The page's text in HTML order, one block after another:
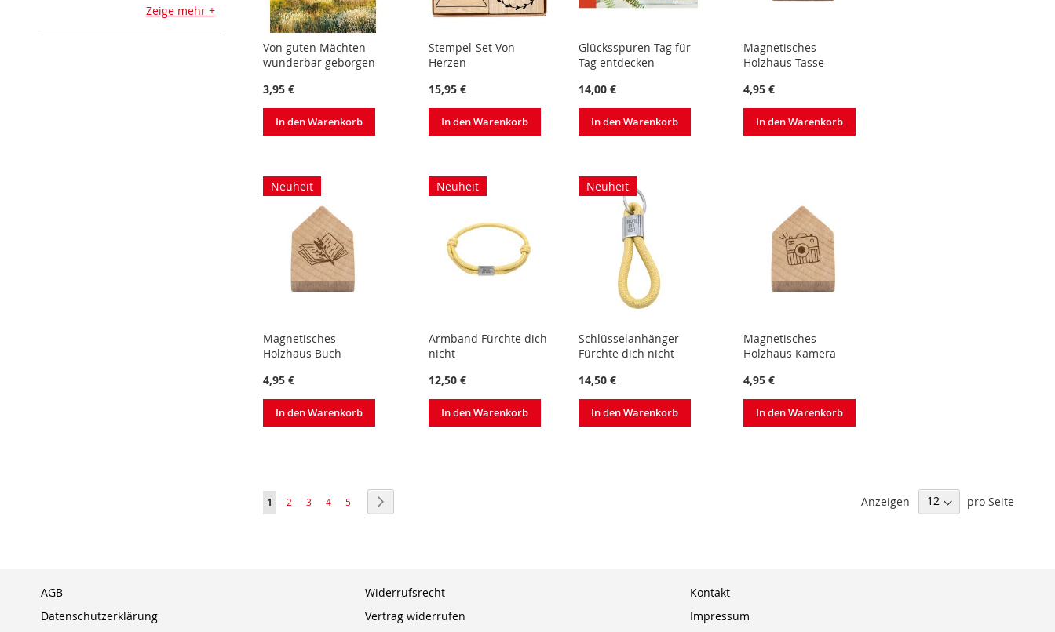
Von guten Mächten
wunderbar geborgen
3,95 €
In den Warenkorb
Stempel-Set Von
Herzen
15,95 €
In den Warenkorb
Glücksspuren Tag für
Tag entdecken
14,00 €
In den Warenkorb
Magnetisches
Holzhaus Tasse
4,95 €
In den Warenkorb
Neuheit
Magnetisches
Holzhaus Buch
4,95 €
In den Warenkorb
Neuheit
Armband Fürchte dich
nicht
12,50 €
In den Warenkorb
Neuheit
Schlüsselanhänger
Fürchte dich nicht
14,50 €
In den Warenkorb
Magnetisches
Holzhaus Kamera
4,95 €
In den Warenkorb
Seite
Sie lesen gerade Seite
1 Seite
2 Seite
3 Seite
4 Seite
5 Anzeigen pro Seite
Zeige mehr
AGB
Datenschutzerklärung
Widerrufsrecht
Vertrag widerrufen
Kontakt
Impressum